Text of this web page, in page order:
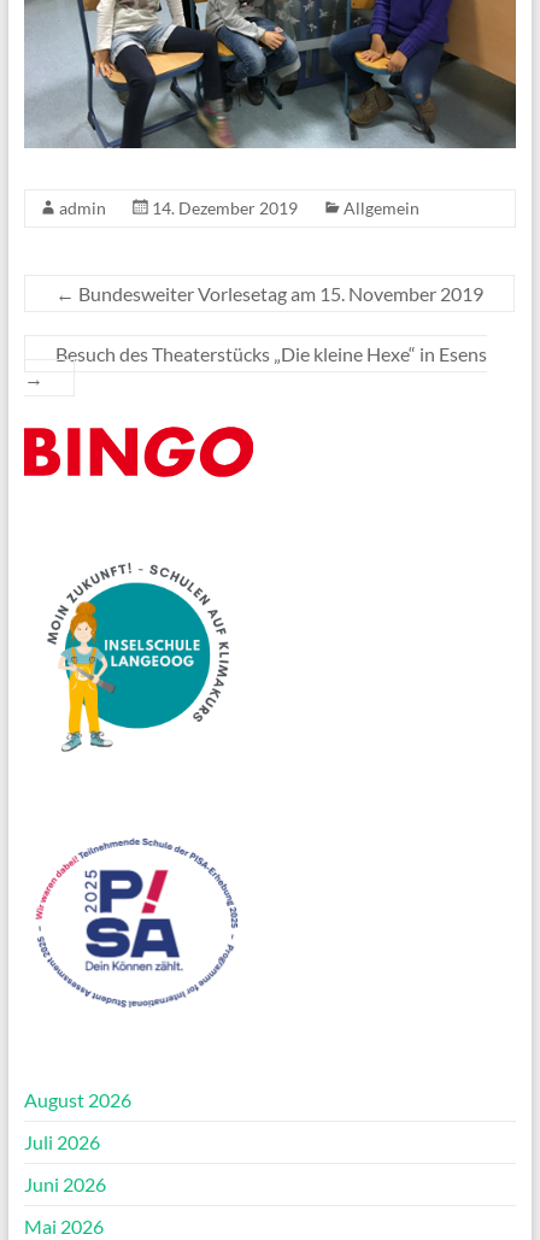
admin 14. Dezember 2019 Allgemein
← Bundesweiter Vorlesetag am 15. November 2019
Besuch des Theaterstücks „Die kleine Hexe“ in Esens
→
August 2026
Juli 2026
Juni 2026
Mai 2026